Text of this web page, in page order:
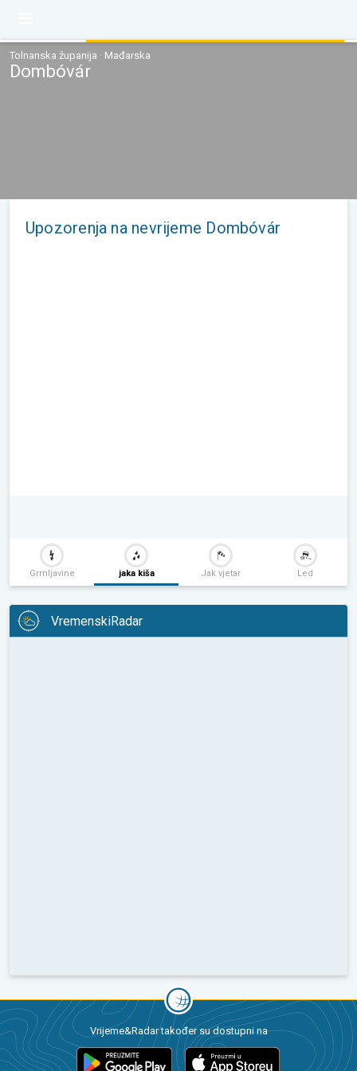
Tolnanska županija · Mađarska
Dombóvár
Upozorenja na nevrijeme Dombóvár
Grmljavine jaka kiša Jak vjetar Led
VremenskiRadar
Vrijeme&Radar također su dostupni na